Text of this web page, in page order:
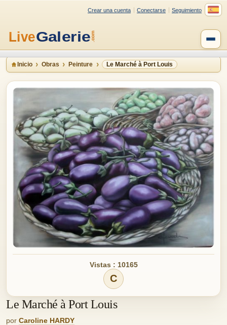
Crear una cuenta Conectarse Seguimiento
Inicio Obras Peinture Le Marché à Port Louis
Vistas : 10165
C
Le Marché à Port Louis
por Caroline HARDY